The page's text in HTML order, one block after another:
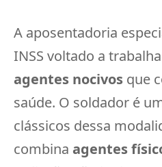
A aposentadoria
INSS voltado a
agentes nocivos que
saúde. O soldador é
clássicos dessa
combina agentes